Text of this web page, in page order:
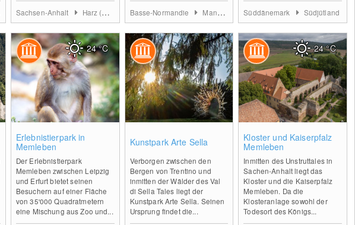
Sachsen-Anhalt Harz (Sachsen-Anhalt) Basse-Normandie Manche Süddänemark Südjütland
Erlebnistierpark in
Memleben
Der Erlebnistierpark
Memleben zwischen Leipzig
und Erfurt bietet seinen
Besuchern auf einer Fläche
von 35'000 Quadratmetern
eine Mischung aus Zoo und...
24°C
Kunstpark Arte Sella
Verborgen zwischen den
Bergen von Trentino und
inmitten der Wälder des Val
di Sella Tales liegt der
Kunstpark Arte Sella. Seinen
Ursprung findet die...
Kloster und Kaiserpfalz
Memleben
Inmitten des Unstruttales in
Sachen-Anhalt liegt das
Kloster und die Kaiserpfalz
Memleben. Da die
Klosteranlage sowohl der
Todesort des Königs...
24°C